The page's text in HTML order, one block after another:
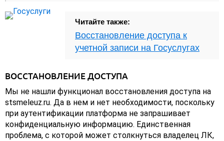
Читайте также:
Восстановление доступа к
учетной записи на Госуслугах
ВОССТАНОВЛЕНИЕ ДОСТУПА
Мы не нашли функционал восстановления доступа на
stsmeleuz.ru. Да в нем и нет необходимости, поскольку
при аутентификации платформа не запрашивает
конфиденциальную информацию. Единственная
проблема, с которой может столкнуться владелец ЛК,